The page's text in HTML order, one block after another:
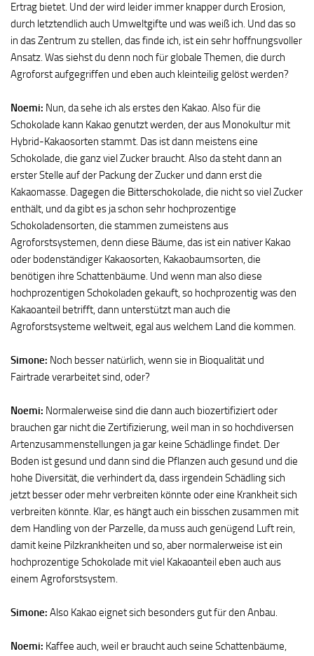
Ertrag bietet. Und der wird leider immer knapper durch Erosion,
durch letztendlich auch Umweltgifte und was weiß ich. Und das so
in das Zentrum zu stellen, das finde ich, ist ein sehr hoffnungsvoller
Ansatz. Was siehst du denn noch für globale Themen, die durch
Agroforst aufgegriffen und eben auch kleinteilig gelöst werden?
Noemi: Nun, da sehe ich als erstes den Kakao. Also für die
Schokolade kann Kakao genutzt werden, der aus Monokultur mit
Hybrid-Kakaosorten stammt. Das ist dann meistens eine
Schokolade, die ganz viel Zucker braucht. Also da steht dann an
erster Stelle auf der Packung der Zucker und dann erst die
Kakaomasse. Dagegen die Bitterschokolade, die nicht so viel Zucker
enthält, und da gibt es ja schon sehr hochprozentige
Schokoladensorten, die stammen zumeistens aus
Agroforstsystemen, denn diese Bäume, das ist ein nativer Kakao
oder bodenständiger Kakaosorten, Kakaobaumsorten, die
benötigen ihre Schattenbäume. Und wenn man also diese
hochprozentigen Schokoladen gekauft, so hochprozentig was den
Kakaoanteil betrifft, dann unterstützt man auch die
Agroforstsysteme weltweit, egal aus welchem Land die kommen.
Simone: Noch besser natürlich, wenn sie in Bioqualität und
Fairtrade verarbeitet sind, oder?
Noemi: Normalerweise sind die dann auch biozertifiziert oder
brauchen gar nicht die Zertifizierung, weil man in so hochdiversen
Artenzusammenstellungen ja gar keine Schädlinge findet. Der
Boden ist gesund und dann sind die Pflanzen auch gesund und die
hohe Diversität, die verhindert da, dass irgendein Schädling sich
jetzt besser oder mehr verbreiten könnte oder eine Krankheit sich
verbreiten könnte. Klar, es hängt auch ein bisschen zusammen mit
dem Handling von der Parzelle, da muss auch genügend Luft rein,
damit keine Pilzkrankheiten und so, aber normalerweise ist ein
hochprozentige Schokolade mit viel Kakaoanteil eben auch aus
einem Agroforstsystem.
Simone: Also Kakao eignet sich besonders gut für den Anbau.
Noemi: Kaffee auch, weil er braucht auch seine Schattenbäume,